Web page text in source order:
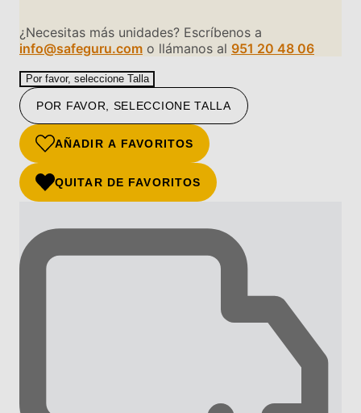
¿Necesitas más unidades? Escríbenos a
info@safeguru.com o llámanos al 951 20 48 06
Por favor, seleccione Talla
POR FAVOR, SELECCIONE TALLA
AÑADIR A FAVORITOS
QUITAR DE FAVORITOS